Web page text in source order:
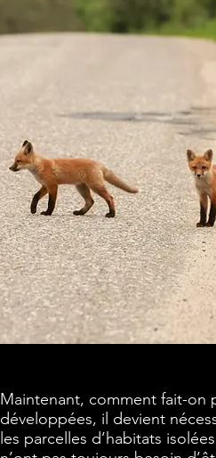
Maintenant, comment fait-on
développées, il devient
les parcelles d’habitats